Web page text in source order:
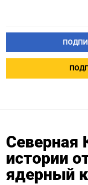
Северная
истории
ядерный